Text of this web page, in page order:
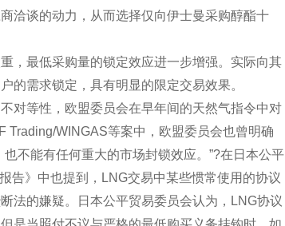
洽谈的动力，从而选择仅向伊士曼采购醇酯十
，最低采购量的锁定效应进一步增强。实际向其
的需求锁定，具有明显的限定交易效果。
对等性，欧盟委员会在早年间的天然气指令中对
Trading/WINGAS等案中，欧盟委员会也曾明确
不能有任何重大的市场封锁效应。”?在日本公平
告》中也提到，LNG交易中某些惯常使用的协议
法的嫌疑。日本公平贸易委员会认为，LNG协议